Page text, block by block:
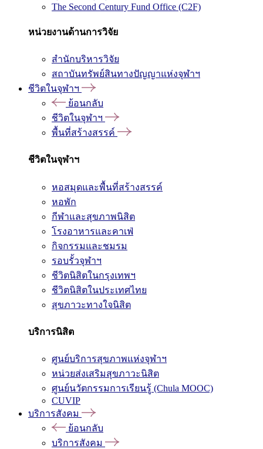
The Second Century Fund Office (C2F)
หน่วยงานด้านการวิจัย
สำนักบริหารวิจัย
สถาบันทรัพย์สินทางปัญญาแห่งจุฬาฯ
ชีวิตในจุฬาฯ
ย้อนกลับ
ชีวิตในจุฬาฯ
พื้นที่สร้างสรรค์
ชีวิตในจุฬาฯ
หอสมุดและพื้นที่สร้างสรรค์
หอพัก
กีฬาและสุขภาพนิสิต
โรงอาหารและคาเฟ่
กิจกรรมและชมรม
รอบรั้วจุฬาฯ
ชีวิตนิสิตในกรุงเทพฯ
ชีวิตนิสิตในประเทศไทย
สุขภาวะทางใจนิสิต
บริการนิสิต
ศูนย์บริการสุขภาพแห่งจุฬาฯ
หน่วยส่งเสริมสุขภาวะนิสิต
ศูนย์นวัตกรรมการเรียนรู้ (Chula MOOC)
CUVIP
บริการสังคม
ย้อนกลับ
บริการสังคม